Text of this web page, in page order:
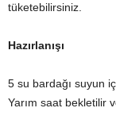
tüketebilirsiniz.
Hazırlanışı
5 su bardağı suyun
Yarım saat bekletilir